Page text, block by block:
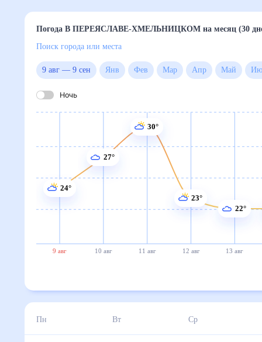
Погода В ПЕРЕЯСЛАВЕ-ХМЕЛЬНИЦКОМ на месяц
Поиск города или места
9 авг— 9 сен Янв Фев Мар Апр Май
Ночь
9 авг 10 авг 11 авг 12 авг 13 авг
24°
27°
30°
23°
22°
Пн Вт Ср